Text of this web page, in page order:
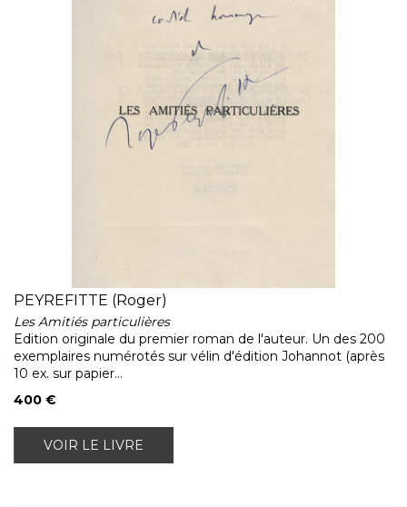
PEYREFITTE (Roger)
Les Amitiés particulières
Edition originale du premier roman de l'auteur. Un des 200
exemplaires numérotés sur vélin d'édition Johannot (après
10 ex. sur papier...
400 €
VOIR LE LIVRE